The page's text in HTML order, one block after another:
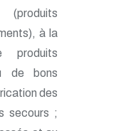
à la
produits
de bons
des
secours ;